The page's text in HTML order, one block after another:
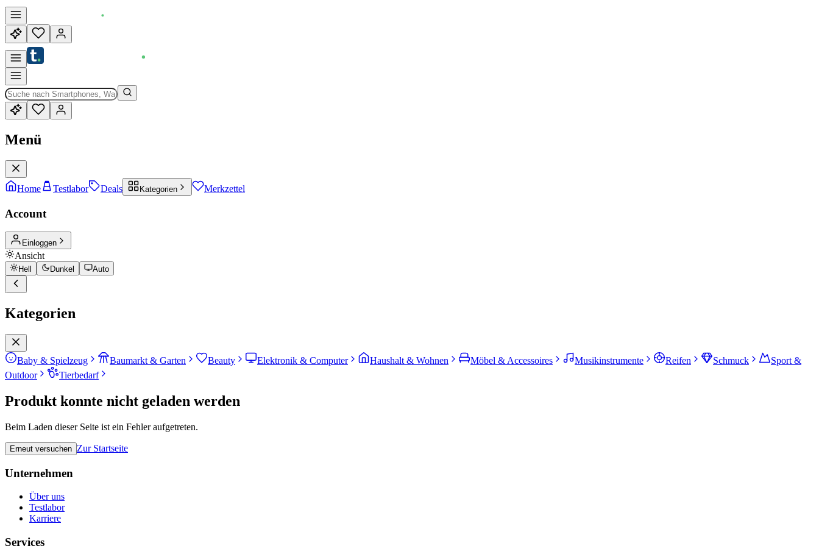
Menü
Home Testlabor Deals Kategorien Merkzettel
Account
Einloggen
Ansicht
Hell Dunkel Auto
Kategorien
Baby & Spielzeug Baumarkt & Garten Beauty Elektronik & Computer Haushalt & Wohnen Möbel & Accessoires Musikinstrumente Reifen Schmuck
Sport &
Outdoor
Tierbedarf
Produkt konnte nicht geladen werden
Beim Laden dieser Seite ist ein Fehler aufgetreten.
Erneut versuchen Zur Startseite
Unternehmen
Über uns
Testlabor
Karriere
Services